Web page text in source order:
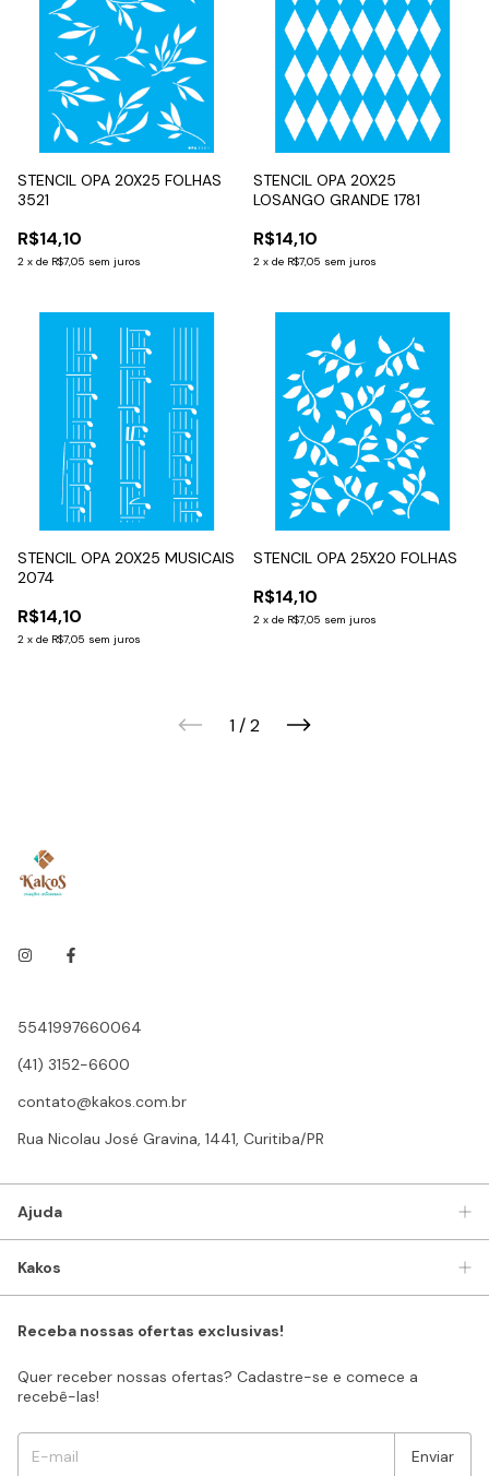
STENCIL OPA 20X25 FOLHAS
3521
R$14,10
2 x de R$7,05 sem juros
STENCIL OPA 20X25
LOSANGO GRANDE 1781
R$14,10
2 x de R$7,05 sem juros
STENCIL OPA 20X25 MUSICAIS
2074
R$14,10
2 x de R$7,05 sem juros
STENCIL OPA 25X20 FOLHAS
R$14,10
2 x de R$7,05 sem juros
1/2
5541997660064
(41) 3152-6600
contato@kakos.com.br
Rua Nicolau José Gravina, 1441, Curitiba/PR
Ajuda
Kakos
Receba nossas ofertas exclusivas!
Quer receber nossas ofertas? Cadastre-se e comece a
recebê-las!